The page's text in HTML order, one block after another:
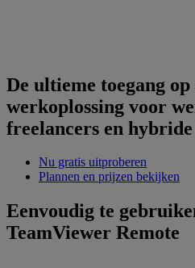
De ultieme toegang op
werkoplossing voor
freelancers en
Nu gratis uitproberen
Plannen en prijzen bekijken
Eenvoudig te
TeamViewer Remote